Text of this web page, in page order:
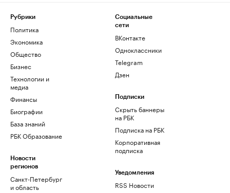
Рубрики
Политика
Экономика
Общество
Бизнес
Технологии и
медиа
Финансы
Биографии
База знаний
РБК Образование
Новости
регионов
Санкт-Петербург
и область
Социальные
сети
ВКонтакте
Одноклассники
Telegram
Дзен
Подписки
Скрыть баннеры
на РБК
Подписка на РБК
Корпоративная
подписка
Уведомления
RSS Новости